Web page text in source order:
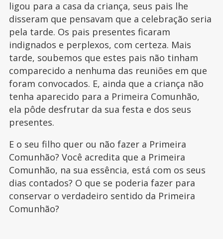
ligou para a casa da criança, seus pais lhe
disseram que pensavam que a celebração seria
pela tarde. Os pais presentes ficaram
indignados e perplexos, com certeza. Mais
tarde, soubemos que estes pais não tinham
comparecido a nenhuma das reuniões em que
foram convocados. E, ainda que a criança não
tenha aparecido para a Primeira Comunhão,
ela pôde desfrutar da sua festa e dos seus
presentes.
E o seu filho quer ou não fazer a Primeira
Comunhão? Você acredita que a Primeira
Comunhão, na sua essência, está com os seus
dias contados? O que se poderia fazer para
conservar o verdadeiro sentido da Primeira
Comunhão?